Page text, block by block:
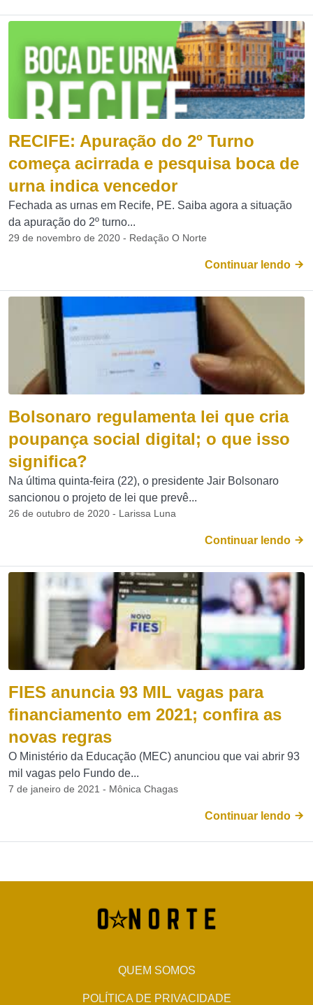
RECIFE: Apuração do 2º Turno
começa acirrada e pesquisa boca de
urna indica vencedor
Fechada as urnas em Recife, PE. Saiba agora a situação
da apuração do 2º turno...
29 de novembro de 2020 - Redação O Norte
Continuar lendo
Bolsonaro regulamenta lei que cria
poupança social digital; o que isso
significa?
Na última quinta-feira (22), o presidente Jair Bolsonaro
sancionou o projeto de lei que prevê...
26 de outubro de 2020 - Larissa Luna
Continuar lendo
FIES anuncia 93 MIL vagas para
financiamento em 2021; confira as
novas regras
O Ministério da Educação (MEC) anunciou que vai abrir 93
mil vagas pelo Fundo de...
7 de janeiro de 2021 - Mônica Chagas
Continuar lendo
QUEM SOMOS
POLÍTICA DE PRIVACIDADE